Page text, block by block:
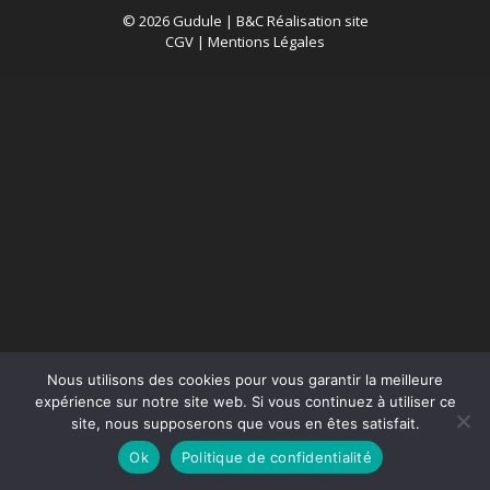
© 2026 Gudule | B&C Réalisation site
CGV | Mentions Légales
Nous utilisons des cookies pour vous garantir la meilleure
expérience sur notre site web. Si vous continuez à utiliser ce
site, nous supposerons que vous en êtes satisfait.
Ok
Politique de confidentialité